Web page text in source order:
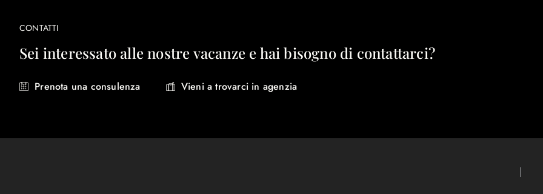
CONTATTI
Sei interessato alle nostre vacanze e hai bisogno di contattarci?
Prenota una consulenza Vieni a trovarci in agenzia